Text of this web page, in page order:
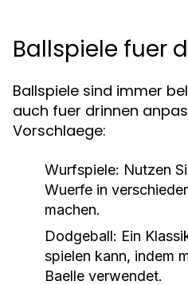
Ballspiele fuer
Ballspiele sind immer
auch fuer drinnen
Vorschlaege:
Wurfspiele: Nutzen
Wuerfe in
machen.
Dodgeball: Ein
spielen kann, indem
Baelle verwendet.